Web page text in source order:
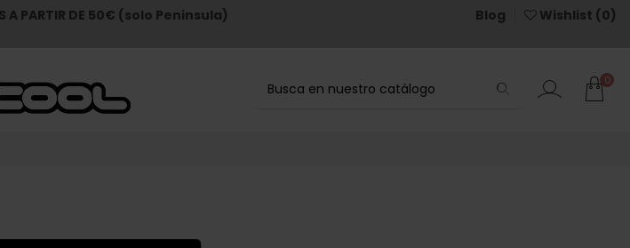
A PARTIR DE 50€ (solo Peninsula) Blog Wishlist (0)
0